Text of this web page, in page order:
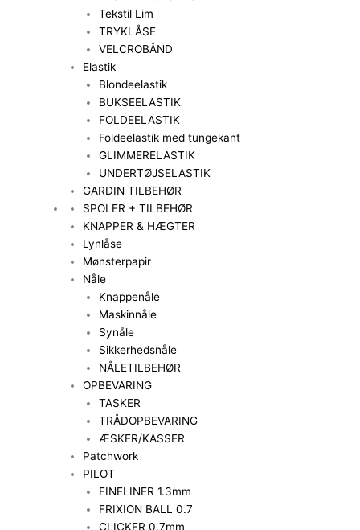
Tekstil Lim
TRYKLÅSE
VELCROBÅND
Elastik
Blondeelastik
BUKSEELASTIK
FOLDEELASTIK
Foldeelastik med tungekant
GLIMMERELASTIK
UNDERTØJSELASTIK
GARDIN TILBEHØR
SPOLER + TILBEHØR
KNAPPER & HÆGTER
Lynlåse
Mønsterpapir
Nåle
Knappenåle
Maskinnåle
Synåle
Sikkerhedsnåle
NÅLETILBEHØR
OPBEVARING
TASKER
TRÅDOPBEVARING
ÆSKER/KASSER
Patchwork
PILOT
FINELINER 1.3mm
FRIXION BALL 0.7
CLICKER 0,7mm